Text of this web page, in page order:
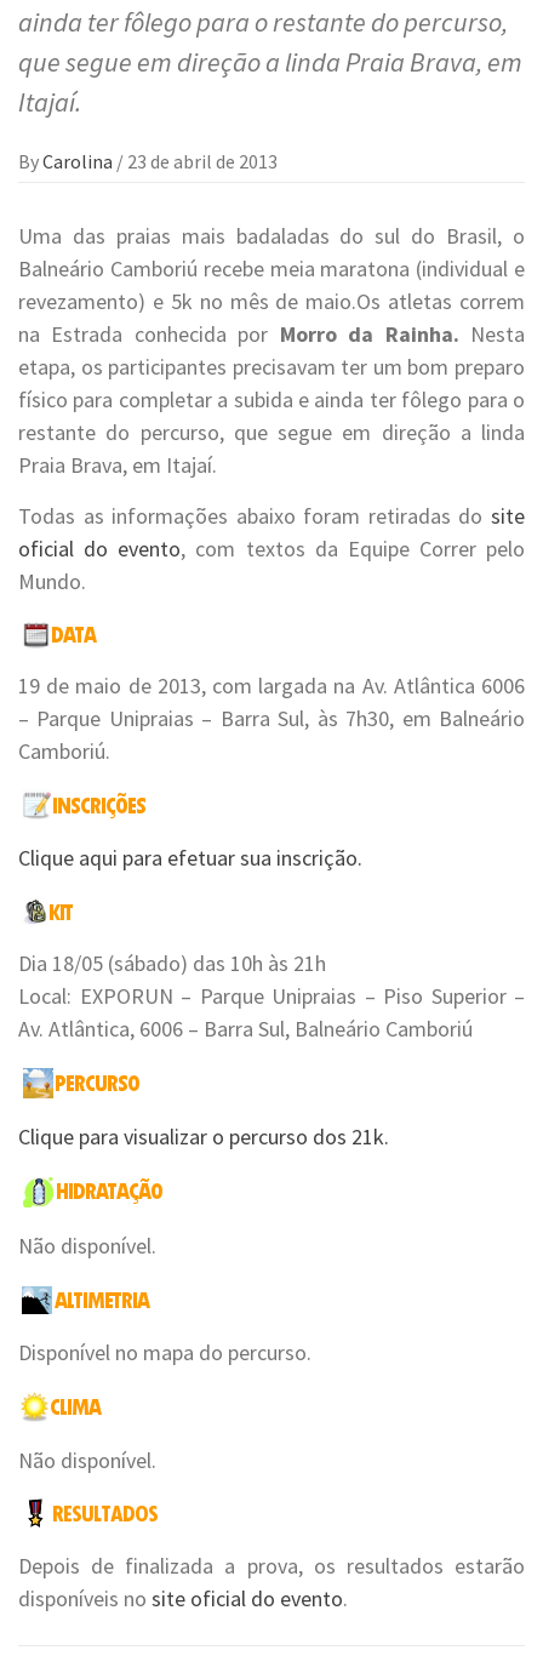
ainda ter fôlego para o restante do percurso,
que segue em direção a linda Praia Brava, em
Itajaí.
ByCarolina / 23 de abril de 2013
Uma das praias mais badaladas do sul do Brasil, o
Balneário Camboriú recebe meia maratona (individual e
revezamento) e 5k no mês de maio.Os atletas correm
na Estrada conhecida por Morro da Rainha. Nesta
etapa, os participantes precisavam ter um bom preparo
físico para completar a subida e ainda ter fôlego para o
restante do percurso, que segue em direção a linda
Praia Brava, em Itajaí.
Todas as informações abaixo foram retiradas do site
oficial do evento, com textos da Equipe Correr pelo
Mundo.
19 de maio de 2013, com largada na Av. Atlântica 6006
– Parque Unipraias – Barra Sul, às 7h30, em Balneário
Camboriú.
Clique aqui para efetuar sua inscrição.
Dia 18/05 (sábado) das 10h às 21h
Local: EXPORUN – Parque Unipraias – Piso Superior –
Av. Atlântica, 6006 – Barra Sul, Balneário Camboriú
Clique para visualizar o percurso dos 21k.
Não disponível.
Disponível no mapa do percurso.
Não disponível.
Depois de finalizada a prova, os resultados estarão
disponíveis no site oficial do evento.